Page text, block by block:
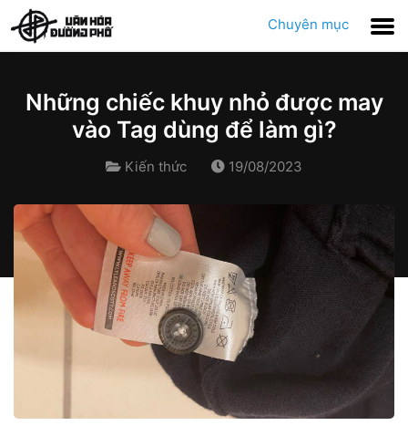
Chuyên mục
Những chiếc khuy nhỏ được may
vào Tag dùng để làm gì?
Kiến thức 19/08/2023